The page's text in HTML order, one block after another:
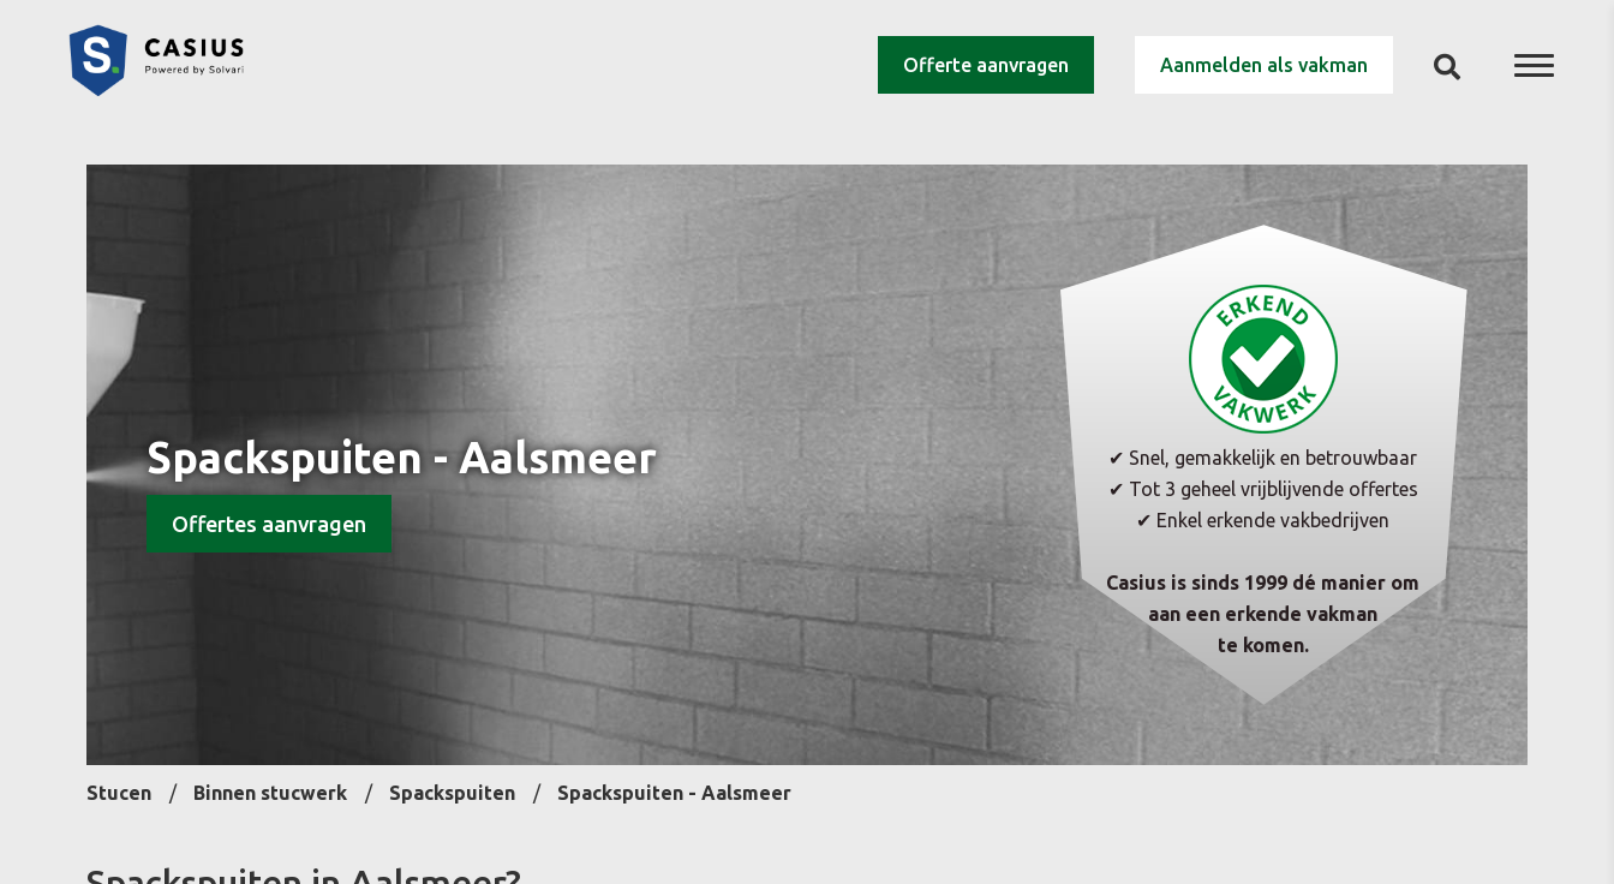
Offerte aanvragen Aanmelden als vakman
Spackspuiten - Aalsmeer
Offertes aanvragen
✔ Snel, gemakkelijk en betrouwbaar
✔ Tot 3 geheel vrijblijvende offertes
✔ Enkel erkende vakbedrijven
Casius is sinds 1999 dé manier om
aan een erkende vakman
te komen.
Stucen Binnen stucwerk Spackspuiten Spackspuiten - Aalsmeer